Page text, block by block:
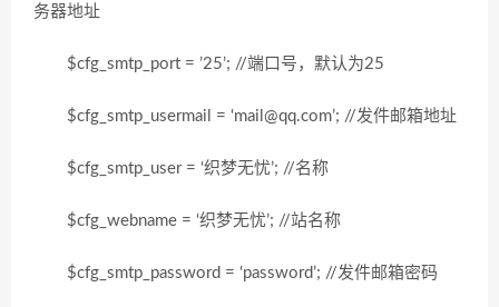
务器地址
$cfg_smtp_port = ’25’; //端口号，默认为25
$cfg_smtp_usermail = ‘mail@qq.com’; //发件邮箱地址
$cfg_smtp_user = ‘织梦无忧’; //名称
$cfg_webname = ‘织梦无忧’; //站名称
$cfg_smtp_password = ‘password’; //发件邮箱密码